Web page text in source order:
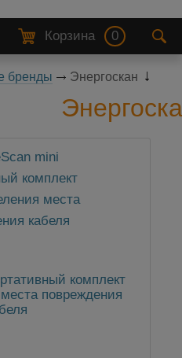
Корзина 0
бренды Энергоскан
комплект
повреждения